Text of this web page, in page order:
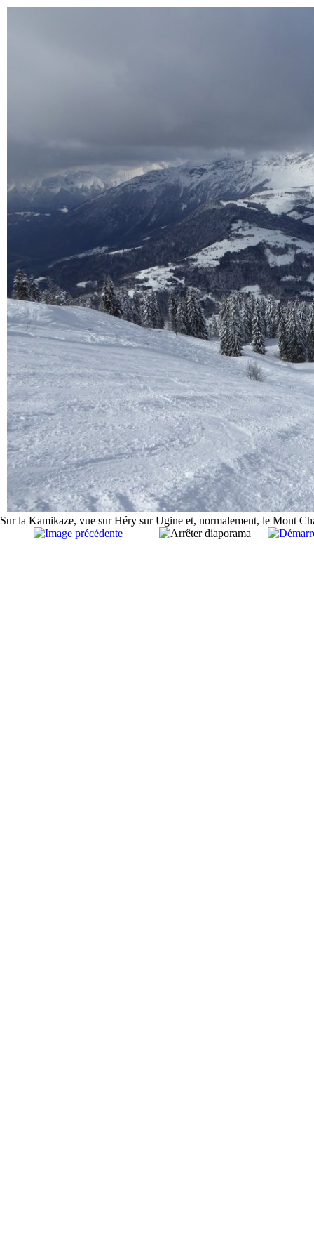
Sur la Kamikaze, vue sur Héry sur Ugine et, normalement, le Mont